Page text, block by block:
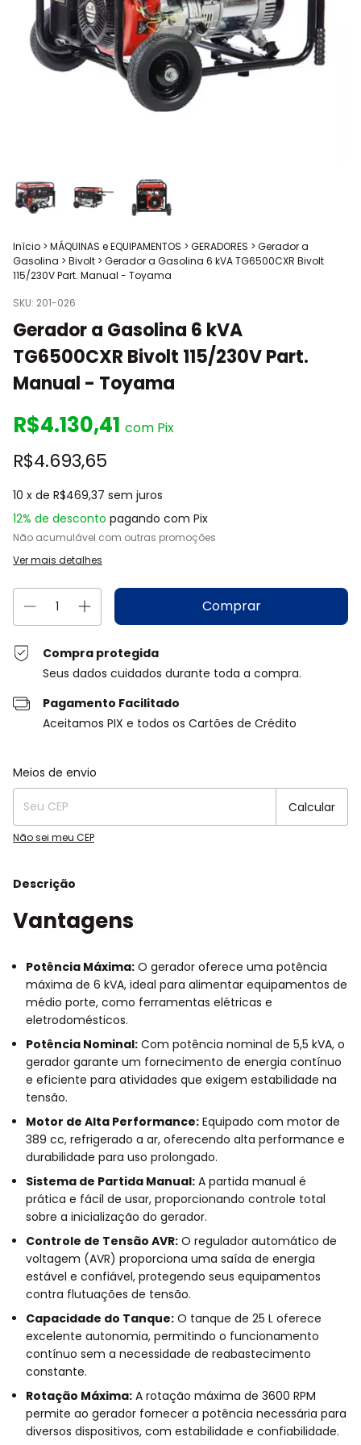
Início > MÁQUINAS e EQUIPAMENTOS > GERADORES > Gerador a
Gasolina > Bivolt > Gerador a Gasolina 6 kVA TG6500CXR Bivolt
115/230V Part. Manual - Toyama
SKU: 201-026
Gerador a Gasolina 6 kVA
TG6500CXR Bivolt 115/230V Part.
Manual - Toyama
R$4.130,41 com Pix
R$4.693,65
10 x de R$469,37 sem juros
12% de desconto pagando com Pix
Não acumulável com outras promoções
Ver mais detalhes
Compra protegida
Seus dados cuidados durante toda a compra.
Pagamento Facilitado
Aceitamos PIX e todos os Cartões de Crédito
Entregas para o CEP:
Meios de envio
Calcular
Não sei meu CEP
Descrição
Vantagens
Potência Máxima: O gerador oferece uma potência
máxima de 6 kVA, ideal para alimentar equipamentos de
médio porte, como ferramentas elétricas e
eletrodomésticos.
Potência Nominal: Com potência nominal de 5,5 kVA, o
gerador garante um fornecimento de energia contínuo
e eficiente para atividades que exigem estabilidade na
tensão.
Motor de Alta Performance: Equipado com motor de
389 cc, refrigerado a ar, oferecendo alta performance e
durabilidade para uso prolongado.
Sistema de Partida Manual: A partida manual é
prática e fácil de usar, proporcionando controle total
sobre a inicialização do gerador.
Controle de Tensão AVR: O regulador automático de
voltagem (AVR) proporciona uma saída de energia
estável e confiável, protegendo seus equipamentos
contra flutuações de tensão.
Capacidade do Tanque: O tanque de 25 L oferece
excelente autonomia, permitindo o funcionamento
contínuo sem a necessidade de reabastecimento
constante.
Rotação Máxima: A rotação máxima de 3600 RPM
permite ao gerador fornecer a potência necessária para
diversos dispositivos, com estabilidade e confiabilidade.